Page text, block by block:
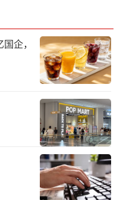
与他目前所负责的
快达成共识，在会
作。
“趣事”还有很多，
未来医疗科
“无人之境”为主
的创新趋势与应用
人士参与，包括80
企业、30+头部资
企，